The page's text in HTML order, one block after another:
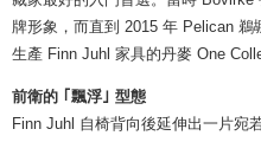
牌形象，而直到 2015 年 Pelican
生產 Finn Juhl 家具的丹麥 One
前衛的 ｢飄浮｣ 型態
Finn Juhl 自椅背向後延伸出一片宛